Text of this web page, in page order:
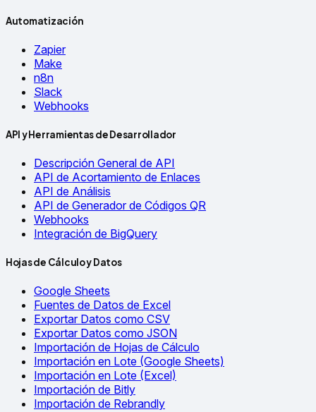
Automatización
Zapier
Make
n8n
Slack
Webhooks
API y Herramientas de Desarrollador
Descripción General de API
API de Acortamiento de Enlaces
API de Análisis
API de Generador de Códigos QR
Webhooks
Integración de BigQuery
Hojas de Cálculo y Datos
Google Sheets
Fuentes de Datos de Excel
Exportar Datos como CSV
Exportar Datos como JSON
Importación de Hojas de Cálculo
Importación en Lote (Google Sheets)
Importación en Lote (Excel)
Importación de Bitly
Importación de Rebrandly